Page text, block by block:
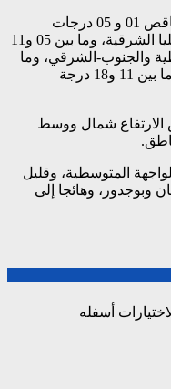
وستتراوح درجات الحرارة الدنيا ما بين ناقص 01 و 05 درجات
بمرتفعات الأطلس والريف والهضاب العليا الشرقية، وما بين 05 و11
والجنوب-الشرقي، وما
بين 08 و14 درجة وسط البلاد، وستكون ما بين 11 و18 درجة
الارتفاع شمال ووسط
المتوسطية، وقليل
وبوجدور، وهائجا إلى
أسفله